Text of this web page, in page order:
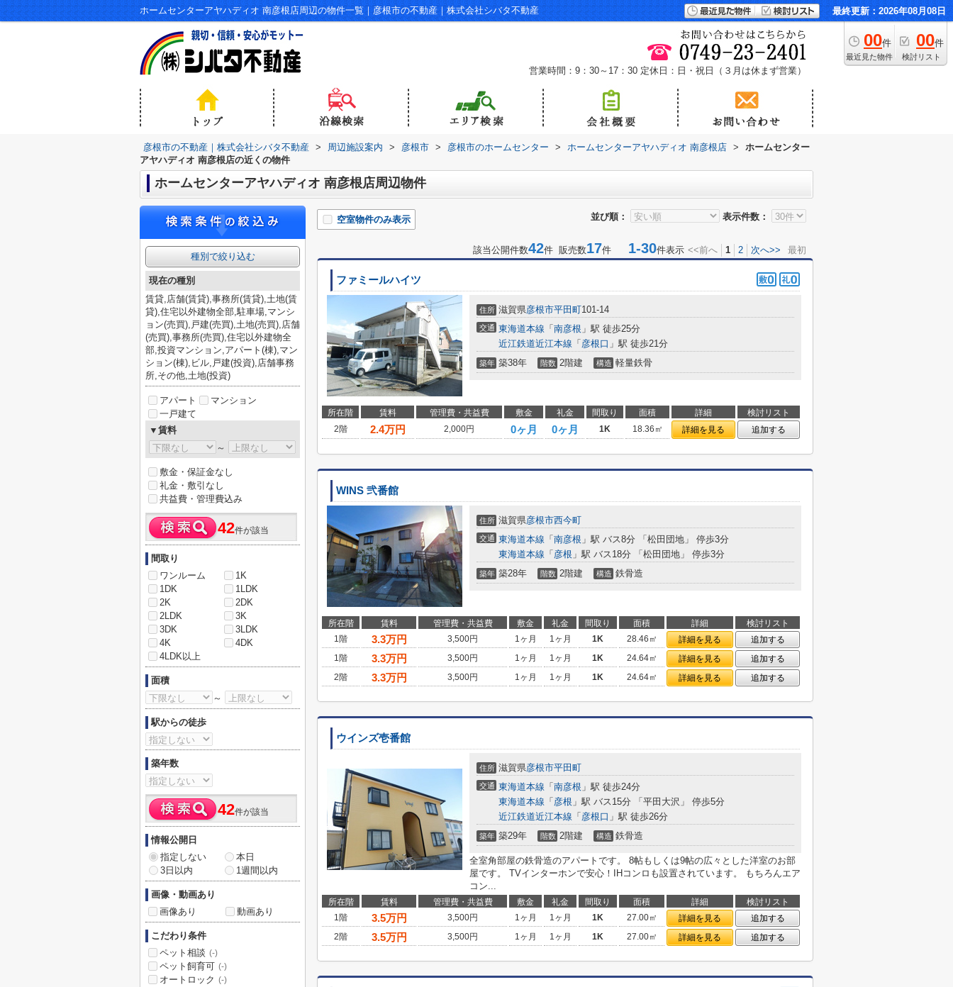
ホームセンターアヤハディオ 南彦根店周辺の物件一覧｜彦根市の不動産｜株式会社シバタ不動産 最終更新：2026年08月08日
00件
最近見た物件
00件
検討リスト
営業時間：9：30～17：30 定休日：日・祝日（３月は休まず営業）
彦根市の不動産｜株式会社シバタ不動産 > 周辺施設案内 > 彦根市 > 彦根市のホームセンター > ホームセンターアヤハディオ 南彦根店 >
ホームセンター
アヤハディオ 南彦根店の近くの物件
ホームセンターアヤハディオ 南彦根店周辺物件
並び順： 表示件数：
空室物件のみ表示
該当公開件数42件 販売数17件 1-30件表示 <<前へ 1 2 次へ>> 最初
ファミールハイツ
住所 滋賀県彦根市平田町101-14
交通 東海道本線 「 南彦根 」駅 徒歩25分
近江鉄道近江本線 「 彦根口 」駅 徒歩21分
築年 築38年 階数 2階建 構造 軽量鉄骨
所在階 賃料 管理費・共益費 敷金 礼金 間取り 面積 詳細
検討リスト
2階
2.4万円 2,000円 0ヶ月 0ヶ月 1K 18.36㎡ 詳細を見る 追加する
WINS 弐番館
住所 滋賀県彦根市西今町
交通 東海道本線 「 南彦根 」駅 バス8分 「松田団地」 停歩3分
東海道本線 「 彦根 」駅 バス18分 「松田団地」 停歩3分
築年 築28年 階数 2階建 構造 鉄骨造
所在階 賃料 管理費・共益費 敷金 礼金 間取り 面積 詳細
検討リスト
1階
3.3万円 3,500円 1ヶ月 1ヶ月 1K 28.46㎡ 詳細を見る
追加する
1階
3.3万円 3,500円 1ヶ月 1ヶ月 1K 24.64㎡ 詳細を見る
追加する
2階
3.3万円 3,500円 1ヶ月 1ヶ月 1K 24.64㎡ 詳細を見る 追加する
ウインズ壱番館
住所 滋賀県彦根市平田町
交通 東海道本線 「 南彦根 」駅 徒歩24分
東海道本線 「 彦根 」駅 バス15分 「平田大沢」 停歩5分
近江鉄道近江本線 「 彦根口 」駅 徒歩26分
築年 築29年 階数 2階建 構造 鉄骨造
全室角部屋の鉄骨造のアパートです。 8帖もしくは9帖の広々とした洋室のお部
屋です。 TVインターホンで安心！IHコンロも設置されています。 もちろんエア
コン...
所在階 賃料 管理費・共益費 敷金 礼金 間取り 面積 詳細
検討リスト
1階
3.5万円 3,500円 1ヶ月 1ヶ月 1K 27.00㎡ 詳細を見る
追加する
2階
3.5万円 3,500円 1ヶ月 1ヶ月 1K 27.00㎡ 詳細を見る 追加する
種別で絞り込む
現在の種別
賃貸,店舗(賃貸),事務所(賃貸),土地(賃
貸),住宅以外建物全部,駐車場,マンシ
ョン(売買),戸建(売買),土地(売買),店舗
(売買),事務所(売買),住宅以外建物全
部,投資マンション,アパート(棟),マン
ション(棟),ビル,戸建(投資),店舗事務
所,その他,土地(投資)
アパート
マンション
一戸建て
▼賃料
～
敷金・保証金なし
礼金・敷引なし
共益費・管理費込み
42件が該当
間取り
ワンルーム
1K
1DK
1LDK
2K
2DK
2LDK
3K
3DK
3LDK
4K
4DK
4LDK以上
面積
～
駅からの徒歩
築年数
42件が該当
情報公開日
指定しない
本日
3日以内
1週間以内
画像・動画あり
画像あり
動画あり
こだわり条件
ペット相談 (-)
ペット飼育可 (-)
オートロック (-)